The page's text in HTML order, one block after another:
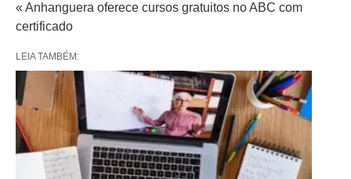
« Anhanguera oferece cursos gratuitos no ABC com
certificado
LEIA TAMBÉM: